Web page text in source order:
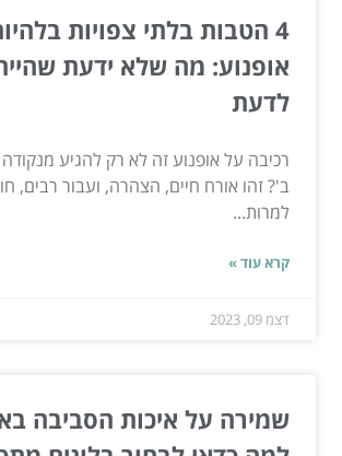
4 הטבות בלתי צפויות
אופנוע: מה שלא ידעת
לדעת
רכיבה על אופנוע זה לא רק להגיע
ב'? זהו אורח חיים, הצהרה, ועבור רבים,
למרות...
קרא עוד »
דצמ 09, 2023
שמירה על איכות הסביבה